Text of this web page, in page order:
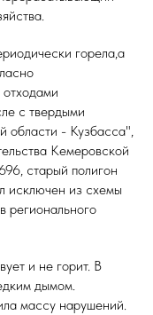
горела,а
с твердыми
области - Кузбасса",
Кемеровской
старый полигон
исключен из схемы
регионального
и не горит. В
дымом.
массу нарушений.